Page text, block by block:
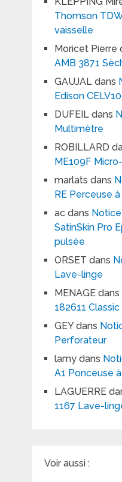
Thomson
vaisselle
Moricet Pierre
AMB 3871
GAUJALdans
Edison
DUFEILdans
Multimètre
ROBILLARD
ME109F
marlats dans
RE Perceuse
acdans
SatinSkin Pro
pulsée
ORSET dans
Lave-linge
MENAGEdans
182611
GEYdans
Perforateur
lamydans
A1 Ponceuse
LAGUERRE
1167 Lave-
Voir aussi :